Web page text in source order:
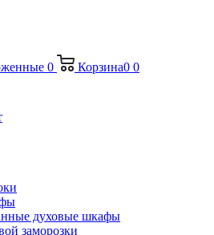
0 Корзина0 0
духовые шкафы
заморозки